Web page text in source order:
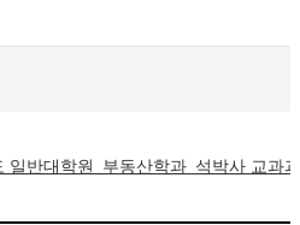
일반대학원_부동산학과_석박사 교과